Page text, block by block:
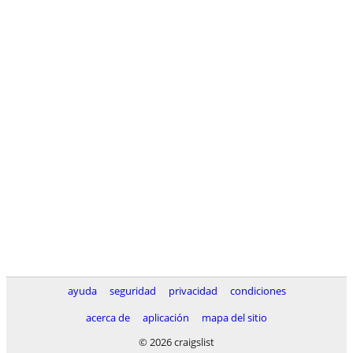
ayuda seguridad privacidad
condiciones
acerca de
aplicación
mapa del sitio
© 2026 craigslist